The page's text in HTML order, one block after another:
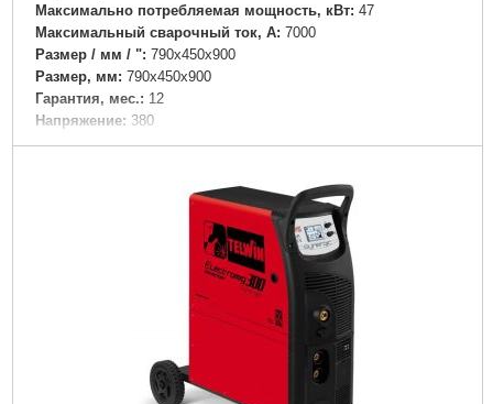
Максимально потребляемая мощность, кВт: 47
Максимальный сварочный ток, А: 7000
Размер / мм / ": 790x450x900
Размер, мм: 790x450x900
Гарантия, мес.: 12
Напряжение: 380